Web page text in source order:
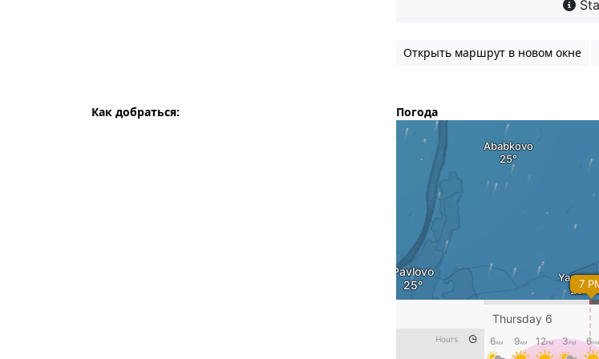
Открыть маршрут в новом окне
Как добраться: Погода